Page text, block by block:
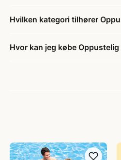
Hvilken kategori tilhører
Hvor kan jeg købe